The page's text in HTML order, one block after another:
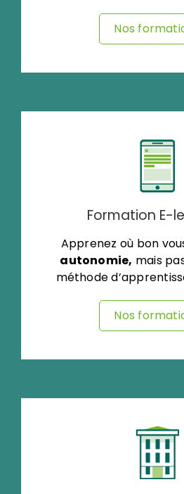
Nos
Formation E-
Apprenez où bon
autonomie, mais
méthode
Nos